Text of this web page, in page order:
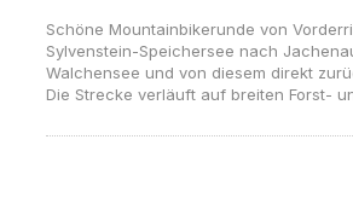
Schöne Mountainbikerunde von
Sylvenstein-Speichersee nach
Walchensee und von diesem direkt
Die Strecke verläuft auf breiten Forst-